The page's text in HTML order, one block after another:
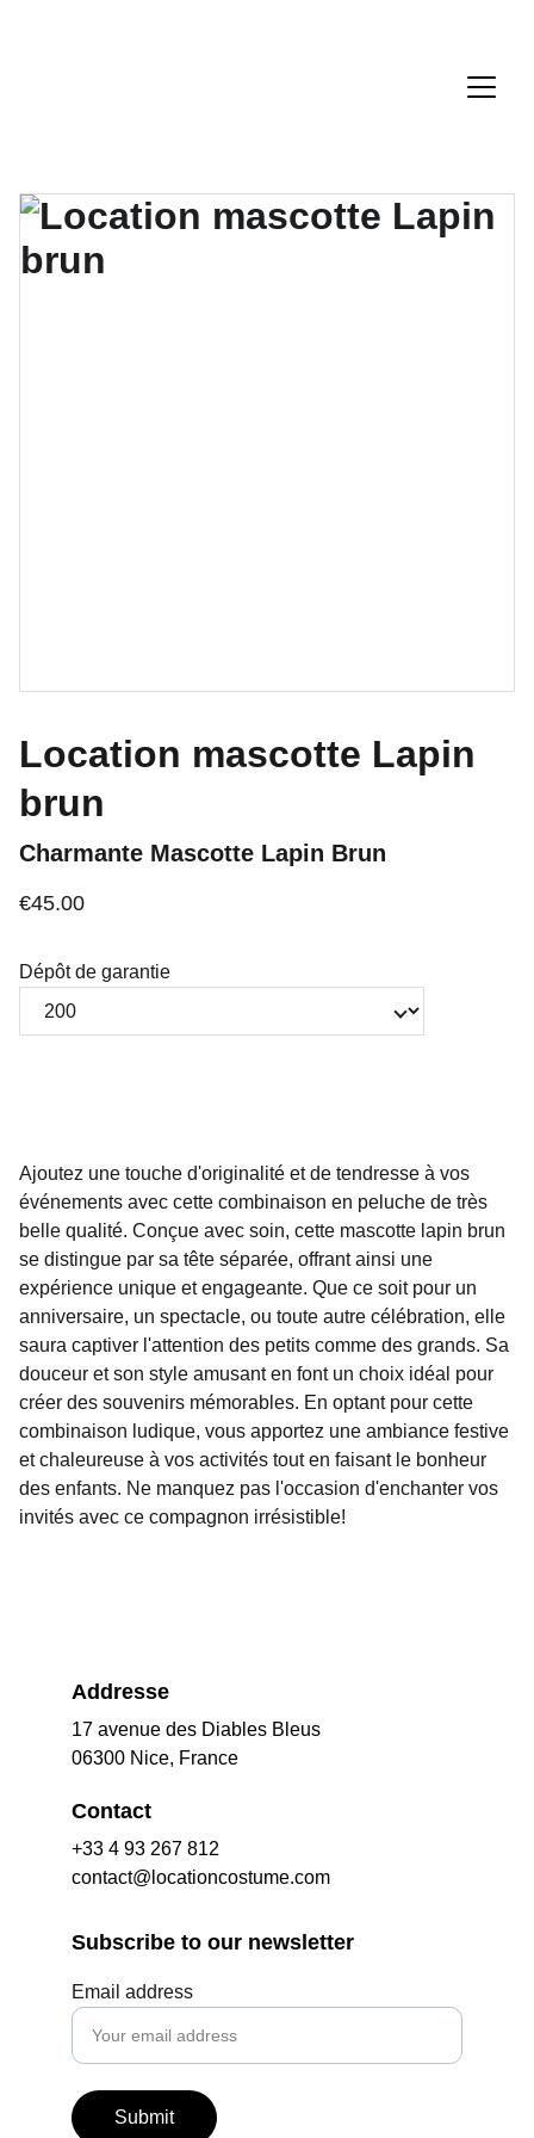
Location mascotte Lapin
brun
Charmante Mascotte Lapin Brun
€45.00
Dépôt de garantie
Ajoutez une touche d'originalité et de tendresse à vos
événements avec cette combinaison en peluche de très
belle qualité. Conçue avec soin, cette mascotte lapin brun
se distingue par sa tête séparée, offrant ainsi une
expérience unique et engageante. Que ce soit pour un
anniversaire, un spectacle, ou toute autre célébration, elle
saura captiver l'attention des petits comme des grands. Sa
douceur et son style amusant en font un choix idéal pour
créer des souvenirs mémorables. En optant pour cette
combinaison ludique, vous apportez une ambiance festive
et chaleureuse à vos activités tout en faisant le bonheur
des enfants. Ne manquez pas l'occasion d'enchanter vos
invités avec ce compagnon irrésistible!
Addresse
17 avenue des Diables Bleus
06300 Nice, France
Contact
+33 4 93 267 812
contact@locationcostume.com
Subscribe to our newsletter
Email address
Submit